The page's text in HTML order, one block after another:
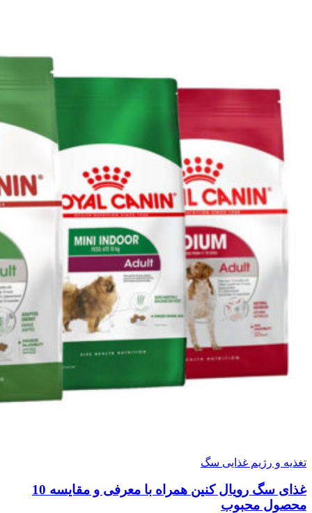
تغذیه و رژیم غذایی سگ
غذای سگ رویال کنین همراه با معرفی و مقایسه 10
محصول محبوب